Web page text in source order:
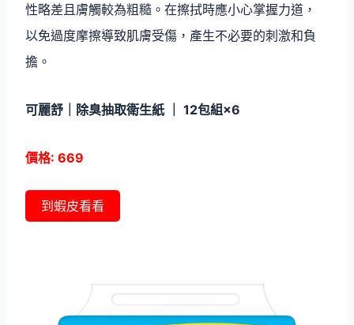
性略差且膚觸較為粗糙。在擦拭時應小心掌握力道，
以免過度摩擦導致肌膚受傷，產生不必要的刺激和負
擔。
可麗舒｜除臭抽取衛生紙 ｜ 12包組×6
價格: 669
到蝦皮看看